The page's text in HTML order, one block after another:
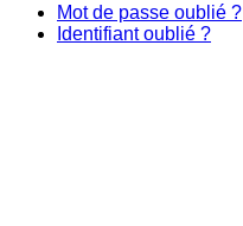
Mot de passe oublié ?
Identifiant oublié ?